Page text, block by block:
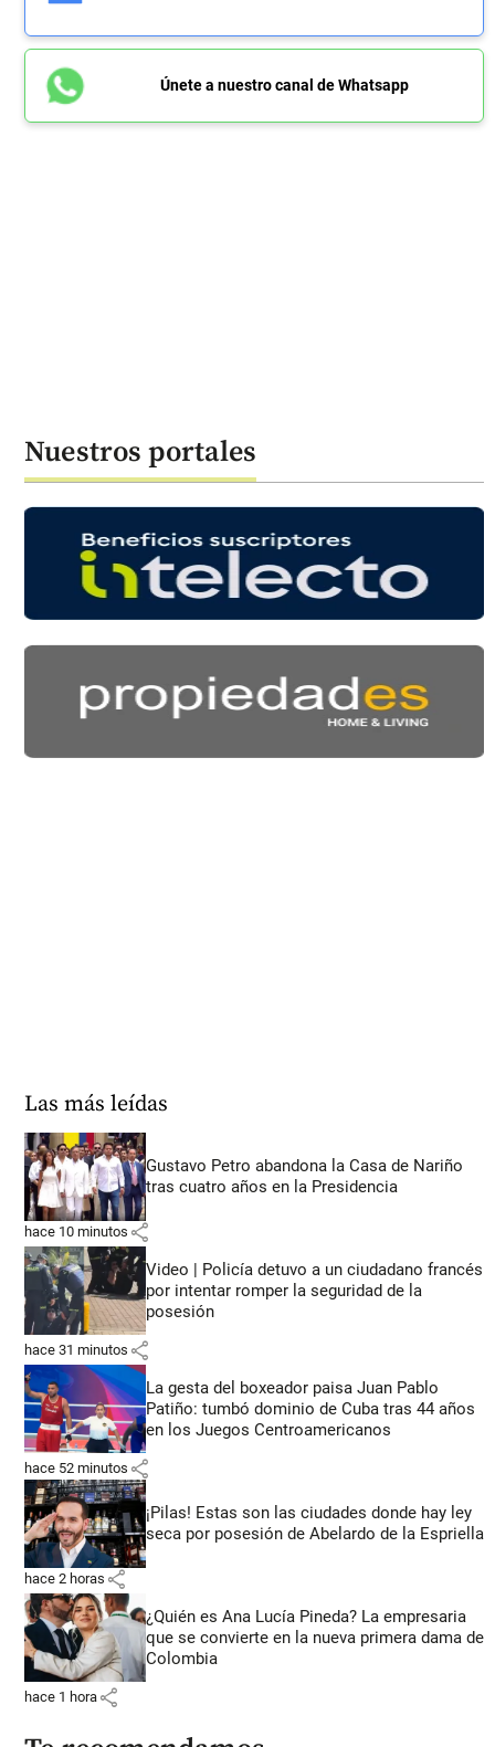
Únete a nuestro canal de Whatsapp
Nuestros portales
Las más leídas
Gustavo Petro abandona la Casa de Nariño
tras cuatro años en la Presidencia
hace 10 minutos share
Video | Policía detuvo a un ciudadano francés
por intentar romper la seguridad de la
posesión
hace 31 minutos share
La gesta del boxeador paisa Juan Pablo
Patiño: tumbó dominio de Cuba tras 44 años
en los Juegos Centroamericanos
hace 52 minutos share
¡Pilas! Estas son las ciudades donde hay ley
seca por posesión de Abelardo de la Espriella
hace 2 horas share
¿Quién es Ana Lucía Pineda? La empresaria
que se convierte en la nueva primera dama de
Colombia
hace 1 hora share